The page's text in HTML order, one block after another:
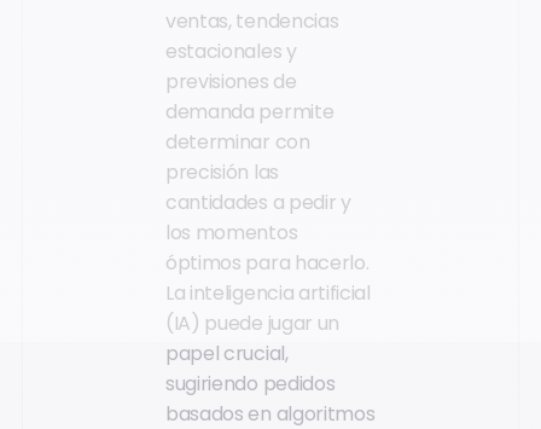
ventas, tendencias
estacionales y
previsiones de
demanda permite
determinar con
precisión las
cantidades a pedir y
los momentos
óptimos para hacerlo.
La inteligencia artificial
(IA) puede jugar un
papel crucial,
sugiriendo pedidos
basados en algoritmos